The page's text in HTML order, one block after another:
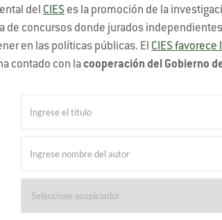
del CIES es la promoción de la
de concursos donde jurados
en las políticas públicas. El CIES
contado con lacooperación del Gobierno